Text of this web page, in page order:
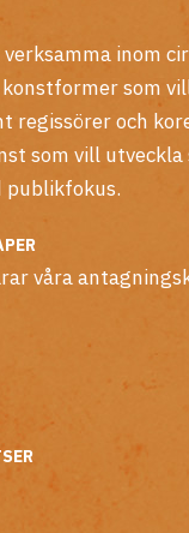
inom
som
regissörer och
som vill utveckla
publikfokus.
våra